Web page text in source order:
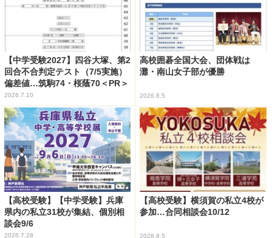
【中学受験2027】四谷大塚、第2
回合不合判定テスト（7/5実施）
偏差値…筑駒74・桜蔭70＜PR＞
2026.7.10
高校囲碁全国大会、団体戦は
灘・南山女子部が優勝
2026.8.5
【高校受験】【中学受験】兵庫
県内の私立31校が集結、個別相
談会9/6
2026.7.28
【高校受験】横須賀の私立4校が
参加…合同相談会10/12
2026.8.5